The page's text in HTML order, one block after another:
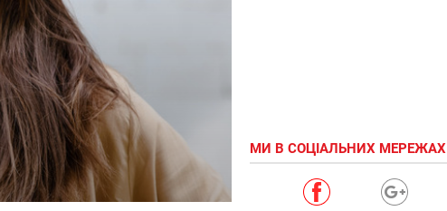
МИ В СОЦІАЛЬНИХ МЕРЕЖАХ